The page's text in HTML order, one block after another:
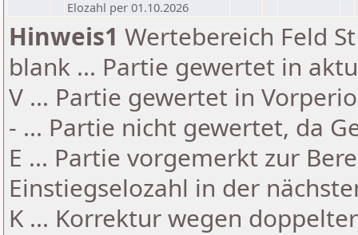
Elozahl per 01.10.2026
Hinweis1 Wertebereich Feld
blank ... Partie gewertet in
V ... Partie gewertet in
- ... Partie nicht gewertet, da
E ... Partie vorgemerkt zur
Einstiegselozahl in der
K ... Korrektur wegen